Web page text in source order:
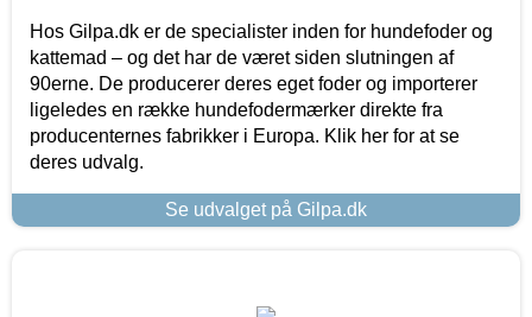
Hos Gilpa.dk er de specialister inden for hundefoder og
kattemad – og det har de været siden slutningen af
90erne. De producerer deres eget foder og importerer
ligeledes en række hundefodermærker direkte fra
producenternes fabrikker i Europa. Klik her for at se
deres udvalg.
Se udvalget på Gilpa.dk